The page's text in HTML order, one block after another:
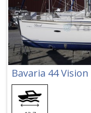
Bavaria 44 Vision